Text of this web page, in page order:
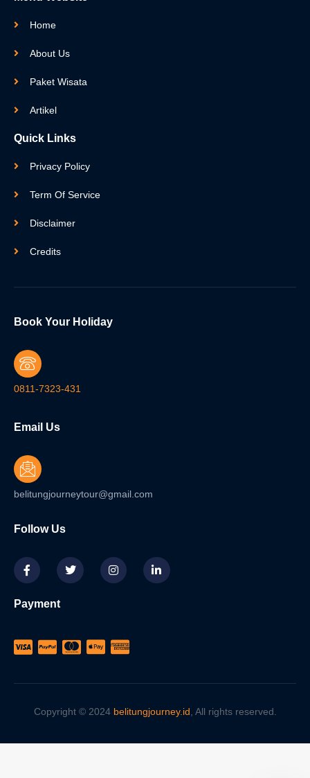
Home
About Us
Paket Wisata
Artikel
Quick Links
Privacy Policy
Term Of Service
Disclaimer
Credits
Book Your Holiday
0811-7323-431
Email Us
belitungjourneytour@gmail.com
Follow Us
Payment
Copyright © 2024 belitungjourney.id, All rights reserved.